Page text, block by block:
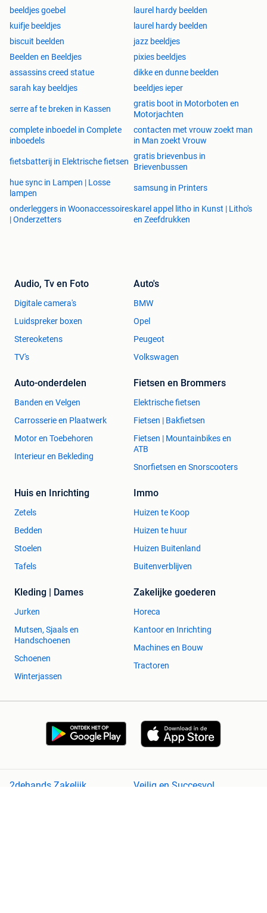
beeldjes goebel
laurel hardy beelden
kuifje beeldjes
laurel hardy beelden
biscuit beelden
jazz beeldjes
Beelden en Beeldjes
pixies beeldjes
assassins creed statue
dikke en dunne beelden
sarah kay beeldjes
beeldjes ieper
serre af te breken in Kassen
gratis boot in Motorboten en
Motorjachten
complete inboedel in Complete
inboedels
contacten met vrouw zoekt man
in Man zoekt Vrouw
fietsbatterij in Elektrische fietsen
gratis brievenbus in
Brievenbussen
hue sync in Lampen | Losse
lampen
samsung in Printers
onderleggers in Woonaccessoires
| Onderzetters
karel appel litho in Kunst | Litho's
en Zeefdrukken
Audio, Tv en Foto
Digitale camera's
Luidspreker boxen
Stereoketens
TV's
Auto's
BMW
Opel
Peugeot
Volkswagen
Auto-onderdelen
Banden en Velgen
Carrosserie en Plaatwerk
Motor en Toebehoren
Interieur en Bekleding
Fietsen en Brommers
Elektrische fietsen
Fietsen | Bakfietsen
Fietsen | Mountainbikes en
ATB
Snorfietsen en Snorscooters
Huis en Inrichting
Zetels
Bedden
Stoelen
Tafels
Immo
Huizen te Koop
Huizen te huur
Huizen Buitenland
Buitenverblijven
Kleding | Dames
Jurken
Mutsen, Sjaals en
Handschoenen
Schoenen
Winterjassen
Zakelijke goederen
Horeca
Kantoor en Inrichting
Machines en Bouw
Tractoren
2dehands Zakelijk
Veilig en Succesvol